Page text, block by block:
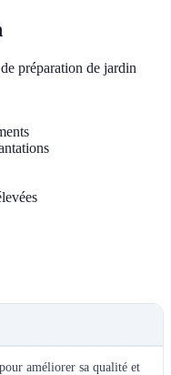
préparation de jardin
améliorer sa qualité et